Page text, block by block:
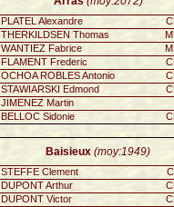
PLATEL Alexandre
THERKILDSEN Thomas
WANTIEZ Fabrice
FLAMENT Frederic
OCHOA ROBLES Antonio
STAWIARSKI Edmond
JIMENEZ Martin
BELLOC Sidonie
Baisieux (moy:1949)
STEFFE Clement
DUPONT Arthur
DUPONT Victor